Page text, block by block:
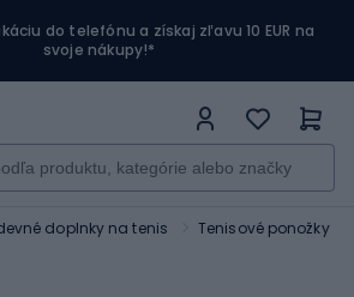
do telefónu a získaj zľavu 10 EUR na
svoje nákupy!*
doplnky na tenis Tenisové ponožky